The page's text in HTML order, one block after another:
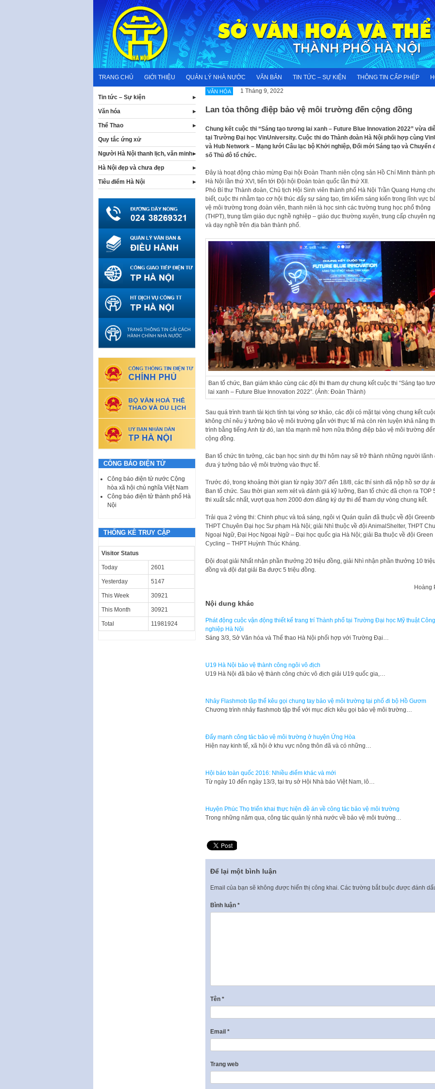
content
TRANG CHỦ GIỚI THIỆU QUẢN LÝ NHÀ NƯỚC VĂN BẢN TIN TỨC – SỰ KIỆN THÔNG TIN CẤP PHÉP
VĂN HÓA 1 Tháng 9, 2022
Lan tỏa thông điệp bảo vệ môi trường đến cộng đồng
Chung kết cuộc thi “Sáng tạo tương lai xanh – Future Blue Innovation 2022” vừa
tại Trường Đại học VinUniversity. Cuộc thi do Thành đoàn Hà Nội phối hợp cùng
và Hub Network – Mạng lưới Câu lạc bộ Khởi nghiệp, Đổi mới Sáng tạo và Chuyển
số Thủ đô tổ chức.
Đây là hoạt động chào mừng Đại hội Đoàn Thanh niên cộng sản Hồ Chí Minh thành
Hà Nội lần thứ XVI, tiến tới Đội hội Đoàn toàn quốc lần thứ XII.
Phó Bí thư Thành đoàn, Chủ tịch Hội Sinh viên thành phố Hà Nội Trần Quang Hưng
biết, cuộc thi nhằm tạo cơ hội thúc đẩy sự sáng tạo, tìm kiếm sáng kiến trong lĩnh vực
vệ môi trường trong đoàn viên, thanh niên là học sinh các trường trung học phổ thông
(THPT), trung tâm giáo dục nghề nghiệp – giáo dục thường xuyên, trung cấp chuyên
và dạy nghề trên địa bàn thành phố.
Ban tổ chức, Ban giám khảo cùng các đội thi tham dự chung kết cuộc thi “Sáng tạo
lai xanh – Future Blue Innovation 2022”. (Ảnh: Đoàn Thành)
Sau quá trình tranh tài kịch tính tại vòng sơ khảo, các đội có mặt tại vòng chung kết
không chỉ nêu ý tưởng bảo vệ môi trường gắn với thực tế mà còn rèn luyện khả năng
trình bằng tiếng Anh từ đó, lan tỏa mạnh mẽ hơn nữa thông điệp bảo vệ môi trường đến
cộng đồng.
Ban tổ chức tin tưởng, các bạn học sinh dự thi hôm nay sẽ trở thành những người lãnh
đưa ý tưởng bảo vệ môi trường vào thực tế.
Trước đó, trong khoảng thời gian từ ngày 30/7 đến 18/8, các thí sinh đã nộp hồ sơ dự
Ban tổ chức. Sau thời gian xem xét và đánh giá kỹ lưỡng, Ban tổ chức đã chọn ra TOP
thi xuất sắc nhất, vượt qua hơn 2000 đơn đăng ký dự thi để tham dự vòng chung kết.
Trải qua 2 vòng thi: Chinh phục và toả sáng, ngôi vị Quán quân đã thuộc về đội
THPT Chuyên Đại học Sư phạm Hà Nội; giải Nhì thuộc về đội AnimalShelter, THPT
Ngoại Ngữ, Đại Học Ngoại Ngữ – Đại học quốc gia Hà Nội; giải Ba thuộc về đội Green
Cycling – THPT Huỳnh Thúc Kháng.
Đội đoạt giải Nhất nhận phần thưởng 20 triệu đồng, giải Nhì nhận phần thưởng 10 triệu
đồng và đội đạt giải Ba được 5 triệu đồng.
Hoàng
Nội dung khác
Phát động cuộc vận động thiết kế trang trí Thành phố tại Trường Đại học Mỹ thuật Công
nghiệp Hà Nội
Sáng 3/3, Sở Văn hóa và Thể thao Hà Nội phối hợp với Trường Đại…
U19 Hà Nội bảo vệ thành công ngôi vô địch
U19 Hà Nội đã bảo vệ thành công chức vô địch giải U19 quốc gia,…
Nhảy Flashmob tập thể kêu gọi chung tay bảo vệ môi trường tại phố đi bộ Hồ Gươm
Chương trình nhảy flashmob tập thể với mục đích kêu gọi bảo vệ môi trường…
Đẩy mạnh công tác bảo vệ môi trường ở huyện Ứng Hòa
Hiện nay kinh tế, xã hội ở khu vực nông thôn đã và có những…
Hội báo toàn quốc 2016: Nhiều điểm khác và mới
Từ ngày 10 đến ngày 13/3, tại trụ sở Hội Nhà báo Việt Nam, lô…
Huyện Phúc Thọ triển khai thực hiện đề án về công tác bảo vệ môi trường
Trong những năm qua, công tác quản lý nhà nước về bảo vệ môi trường…
Để lại một bình luận
Email của bạn sẽ không được hiển thị công khai. Các trường bắt buộc được đánh
Bình luận *
Tên *
Email *
Trang web
Tin tức – Sự kiện
Văn hóa
Thể Thao
Quy tắc ứng xử
Người Hà Nội thanh lịch, văn minh
Hà Nội đẹp và chưa đẹp
Tiêu điểm Hà Nội
CÔNG BÁO ĐIỆN TỬ
Công báo điện tử nước Cộng
hòa xã hội chủ nghĩa Việt Nam
Công báo điện tử thành phố Hà
Nội
THỐNG KÊ TRUY CẬP
Visitor Status
Today 2601
Yesterday 5147
This Week 30921
This Month 30921
Total 11981924